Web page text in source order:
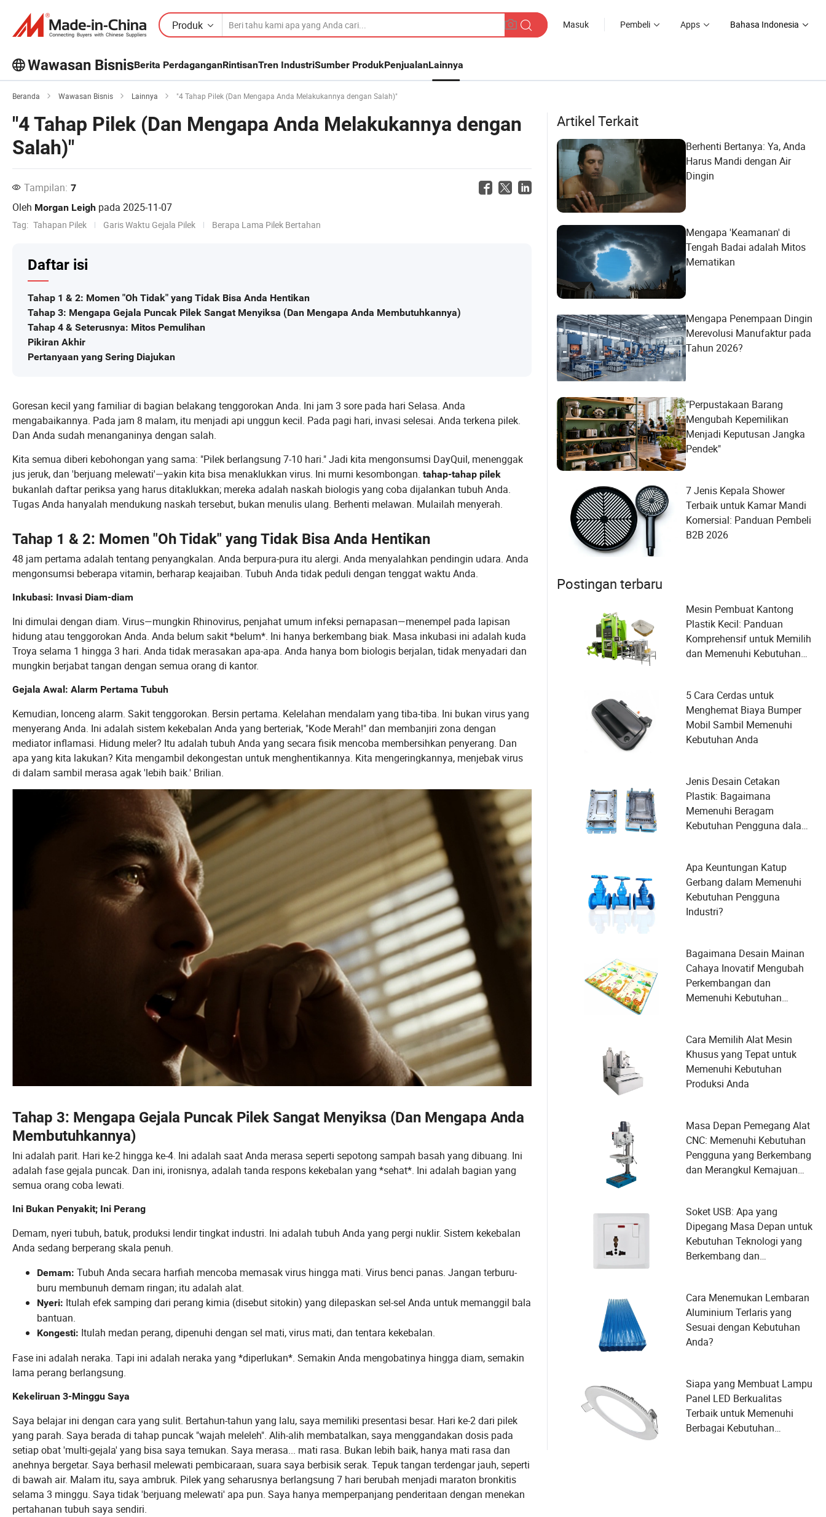
Produk Masuk Pembeli Apps Bahasa Indonesia
Wawasan BisnisBerita PerdaganganRintisanTren IndustriSumber ProdukPenjualanLainnya
Jelajahi artikel populer lainnya di
Lihat Lainnya
Beranda Wawasan Bisnis Lainnya "4 Tahap Pilek (Dan Mengapa Anda Melakukannya dengan Salah)"
"4 Tahap Pilek (Dan Mengapa Anda Melakukannya dengan
Salah)"
Tampilan: 7
Oleh Morgan Leigh pada 2025-11-07
Tag: Tahapan Pilek Garis Waktu Gejala Pilek Berapa Lama Pilek Bertahan
Daftar isi
Tahap 1 & 2: Momen "Oh Tidak" yang Tidak Bisa Anda Hentikan
Tahap 3: Mengapa Gejala Puncak Pilek Sangat Menyiksa (Dan Mengapa Anda Membutuhkannya)
Tahap 4 & Seterusnya: Mitos Pemulihan
Pikiran Akhir
Pertanyaan yang Sering Diajukan
Goresan kecil yang familiar di bagian belakang tenggorokan Anda. Ini jam 3 sore pada hari Selasa. Anda
mengabaikannya. Pada jam 8 malam, itu menjadi api unggun kecil. Pada pagi hari, invasi selesai. Anda terkena pilek.
Dan Anda sudah menanganinya dengan salah.
Kita semua diberi kebohongan yang sama: "Pilek berlangsung 7-10 hari." Jadi kita mengonsumsi DayQuil, menenggak
jus jeruk, dan 'berjuang melewati'—yakin kita bisa menaklukkan virus. Ini murni kesombongan. tahap-tahap pilek
bukanlah daftar periksa yang harus ditaklukkan; mereka adalah naskah biologis yang coba dijalankan tubuh Anda.
Tugas Anda hanyalah mendukung naskah tersebut, bukan menulis ulang. Berhenti melawan. Mulailah menyerah.
Tahap 1 & 2: Momen "Oh Tidak" yang Tidak Bisa Anda Hentikan
48 jam pertama adalah tentang penyangkalan. Anda berpura-pura itu alergi. Anda menyalahkan pendingin udara. Anda
mengonsumsi beberapa vitamin, berharap keajaiban. Tubuh Anda tidak peduli dengan tenggat waktu Anda.
Inkubasi: Invasi Diam-diam
Ini dimulai dengan diam. Virus—mungkin Rhinovirus, penjahat umum infeksi pernapasan—menempel pada lapisan
hidung atau tenggorokan Anda. Anda belum sakit *belum*. Ini hanya berkembang biak. Masa inkubasi ini adalah kuda
Troya selama 1 hingga 3 hari. Anda tidak merasakan apa-apa. Anda hanya bom biologis berjalan, tidak menyadari dan
mungkin berjabat tangan dengan semua orang di kantor.
Gejala Awal: Alarm Pertama Tubuh
Kemudian, lonceng alarm. Sakit tenggorokan. Bersin pertama. Kelelahan mendalam yang tiba-tiba. Ini bukan virus yang
menyerang Anda. Ini adalah sistem kekebalan Anda yang berteriak, "Kode Merah!" dan membanjiri zona dengan
mediator inflamasi. Hidung meler? Itu adalah tubuh Anda yang secara fisik mencoba membersihkan penyerang. Dan
apa yang kita lakukan? Kita mengambil dekongestan untuk menghentikannya. Kita mengeringkannya, menjebak virus
di dalam sambil merasa agak 'lebih baik.' Brilian.
Tahap 3: Mengapa Gejala Puncak Pilek Sangat Menyiksa (Dan Mengapa Anda
Membutuhkannya)
Ini adalah parit. Hari ke-2 hingga ke-4. Ini adalah saat Anda merasa seperti sepotong sampah basah yang dibuang. Ini
adalah fase gejala puncak. Dan ini, ironisnya, adalah tanda respons kekebalan yang *sehat*. Ini adalah bagian yang
semua orang coba lewati.
Ini Bukan Penyakit; Ini Perang
Demam, nyeri tubuh, batuk, produksi lendir tingkat industri. Ini adalah tubuh Anda yang pergi nuklir. Sistem kekebalan
Anda sedang berperang skala penuh.
Demam: Tubuh Anda secara harfiah mencoba memasak virus hingga mati. Virus benci panas. Jangan terburu-
buru membunuh demam ringan; itu adalah alat.
Nyeri: Itulah efek samping dari perang kimia (disebut sitokin) yang dilepaskan sel-sel Anda untuk memanggil bala
bantuan.
Kongesti: Itulah medan perang, dipenuhi dengan sel mati, virus mati, dan tentara kekebalan.
Fase ini adalah neraka. Tapi ini adalah neraka yang *diperlukan*. Semakin Anda mengobatinya hingga diam, semakin
lama perang berlangsung.
Kekeliruan 3-Minggu Saya
Saya belajar ini dengan cara yang sulit. Bertahun-tahun yang lalu, saya memiliki presentasi besar. Hari ke-2 dari pilek
yang parah. Saya berada di tahap puncak "wajah meleleh". Alih-alih membatalkan, saya menggandakan dosis pada
setiap obat 'multi-gejala' yang bisa saya temukan. Saya merasa... mati rasa. Bukan lebih baik, hanya mati rasa dan
anehnya bergetar. Saya berhasil melewati pembicaraan, suara saya berbisik serak. Tepuk tangan terdengar jauh, seperti
di bawah air. Malam itu, saya ambruk. Pilek yang seharusnya berlangsung 7 hari berubah menjadi maraton bronkitis
selama 3 minggu. Saya tidak 'berjuang melewati' apa pun. Saya hanya memperpanjang penderitaan dengan menekan
pertahanan tubuh saya sendiri.
Artikel Terkait
Berhenti Bertanya: Ya, Anda
Harus Mandi dengan Air
Dingin
Mengapa 'Keamanan' di
Tengah Badai adalah Mitos
Mematikan
Mengapa Penempaan Dingin
Merevolusi Manufaktur pada
Tahun 2026?
"Perpustakaan Barang
Mengubah Kepemilikan
Menjadi Keputusan Jangka
Pendek"
7 Jenis Kepala Shower
Terbaik untuk Kamar Mandi
Komersial: Panduan Pembeli
B2B 2026
Postingan terbaru
Mesin Pembuat Kantong
Plastik Kecil: Panduan
Komprehensif untuk Memilih
dan Memenuhi Kebutuhan
5 Cara Cerdas untuk
Menghemat Biaya Bumper
Mobil Sambil Memenuhi
Kebutuhan Anda
Jenis Desain Cetakan
Plastik: Bagaimana
Memenuhi Beragam
Kebutuhan Pengguna dalam
Apa Keuntungan Katup
Gerbang dalam Memenuhi
Kebutuhan Pengguna
Industri?
Bagaimana Desain Mainan
Cahaya Inovatif Mengubah
Perkembangan dan
Memenuhi Kebutuhan
Cara Memilih Alat Mesin
Khusus yang Tepat untuk
Memenuhi Kebutuhan
Produksi Anda
Masa Depan Pemegang Alat
CNC: Memenuhi Kebutuhan
Pengguna yang Berkembang
dan Merangkul Kemajuan
Soket USB: Apa yang
Dipegang Masa Depan untuk
Kebutuhan Teknologi yang
Berkembang dan
Cara Menemukan Lembaran
Aluminium Terlaris yang
Sesuai dengan Kebutuhan
Anda?
Siapa yang Membuat Lampu
Panel LED Berkualitas
Terbaik untuk Memenuhi
Berbagai Kebutuhan